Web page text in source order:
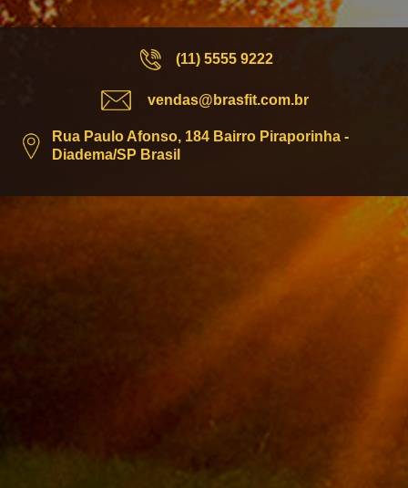
(11) 5555 9222
vendas@brasfit.com.br
Rua Paulo Afonso, 184 Bairro Piraporinha -
Diadema/SP Brasil